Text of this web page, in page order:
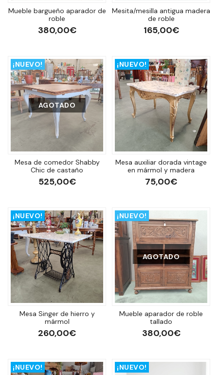
Mueble bargueño aparador de
roble
380,00€
Mesita/mesilla antigua madera
de roble
165,00€
¡NUEVO!
AGOTADO
Mesa de comedor Shabby
Chic de castaño
525,00€
¡NUEVO!
Mesa auxiliar dorada vintage
en mármol y madera
75,00€
¡NUEVO!
Mesa Singer de hierro y
mármol
260,00€
¡NUEVO!
AGOTADO
Mueble aparador de roble
tallado
380,00€
¡NUEVO! ¡NUEVO!